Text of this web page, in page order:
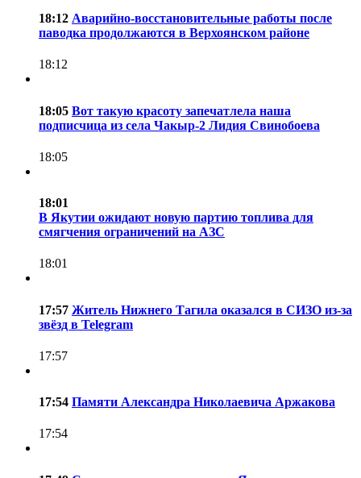
18:12 Аварийно-восстановительные работы после
паводка продолжаются в Верхоянском районе
18:12
18:05 Вот такую красоту запечатлела наша
подписчица из села Чакыр-2 Лидия Свинобоева
18:05
18:01
В Якутии ожидают новую партию топлива для
смягчения ограничений на АЗС
18:01
17:57 Житель Нижнего Тагила оказался в СИЗО из-за
звёзд в Telegram
17:57
17:54 Памяти Александра Николаевича Аржакова
17:54